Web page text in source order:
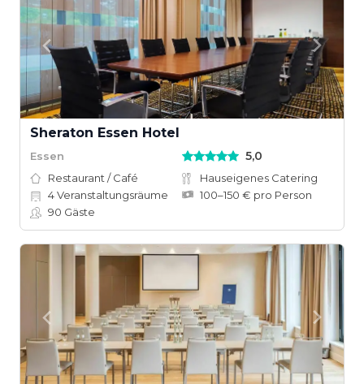
Sheraton Essen Hotel
Essen 5,0
Restaurant / Café
Hauseigenes Catering
4Veranstaltungsräume
100–150 € pro Person
90 Gäste